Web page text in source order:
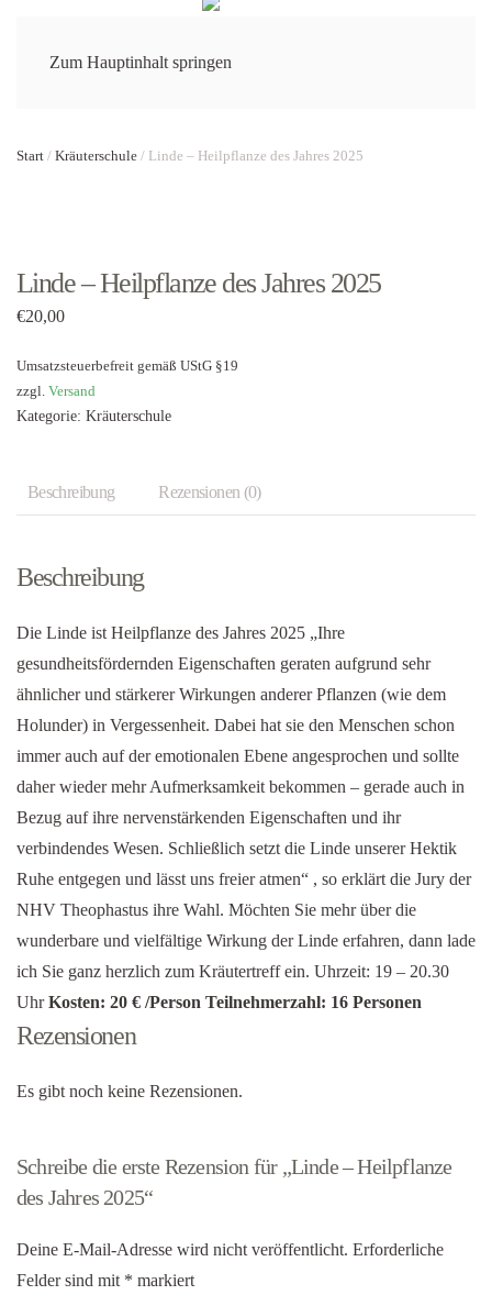
Zum Hauptinhalt springen
Start / Kräuterschule / Linde – Heilpflanze des Jahres 2025
Linde – Heilpflanze des Jahres 2025
€20,00
Umsatzsteuerbefreit gemäß UStG §19
zzgl. Versand
Kategorie: Kräuterschule
Beschreibung Rezensionen (0)
Beschreibung
Die Linde ist Heilpflanze des Jahres 2025 „Ihre
gesundheitsfördernden Eigenschaften geraten aufgrund sehr
ähnlicher und stärkerer Wirkungen anderer Pflanzen (wie dem
Holunder) in Vergessenheit. Dabei hat sie den Menschen schon
immer auch auf der emotionalen Ebene angesprochen und sollte
daher wieder mehr Aufmerksamkeit bekommen – gerade auch in
Bezug auf ihre nervenstärkenden Eigenschaften und ihr
verbindendes Wesen. Schließlich setzt die Linde unserer Hektik
Ruhe entgegen und lässt uns freier atmen“ , so erklärt die Jury der
NHV Theophastus ihre Wahl. Möchten Sie mehr über die
wunderbare und vielfältige Wirkung der Linde erfahren, dann lade
ich Sie ganz herzlich zum Kräutertreff ein. Uhrzeit: 19 – 20.30
UhrKosten: 20 € /Person Teilnehmerzahl: 16 Personen
Rezensionen
Es gibt noch keine Rezensionen.
Schreibe die erste Rezension für „Linde – Heilpflanze
des Jahres 2025“
Deine E-Mail-Adresse wird nicht veröffentlicht. Erforderliche
Felder sind mit * markiert